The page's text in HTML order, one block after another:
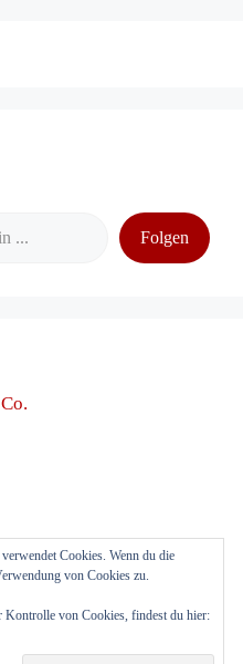
Folgen
Datenschutz
Cookies. Wenn du die
von Cookies zu.
Kontrolle von Cookies, findest du hier: